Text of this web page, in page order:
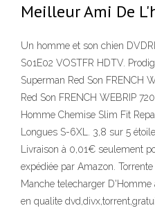
Meilleur Ami De
Un homme et son chien
S01E02 VOSTFR HDTV.
Superman Red Son FRENCH
Red Son FRENCH WEBRIP
Homme Chemise Slim Fit
Longues S-6XL. 3,8 sur 5
Livraison à 0,01€ seulement
expédiée par Amazon.
Manche telecharger
en qualite